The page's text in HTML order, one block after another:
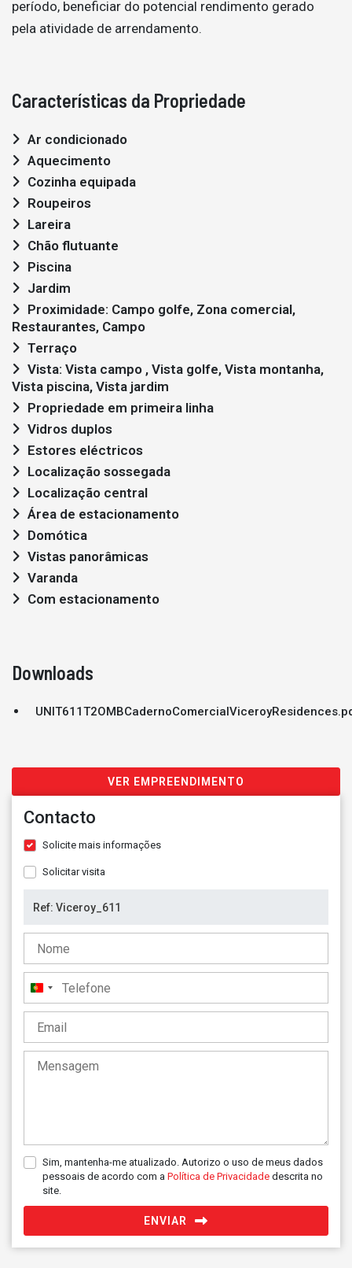
período, beneficiar do potencial rendimento gerado
pela atividade de arrendamento.
Características da Propriedade
Ar condicionado
Aquecimento
Cozinha equipada
Roupeiros
Lareira
Chão flutuante
Piscina
Jardim
Restaurantes, Campo
Terraço
Vista piscina, Vista jardim
Propriedade em primeira linha
Vidros duplos
Estores eléctricos
Localização sossegada
Localização central
Área de estacionamento
Domótica
Vistas panorâmicas
Varanda
Com estacionamento
Downloads
VER EMPREENDIMENTO
Contacto
Solicite mais informações
Solicitar visita
Portugal
+351
Sim, mantenha-me atualizado. Autorizo o uso de meus dados
pessoais de acordo com a Política de Privacidade descrita no
site.
ENVIAR